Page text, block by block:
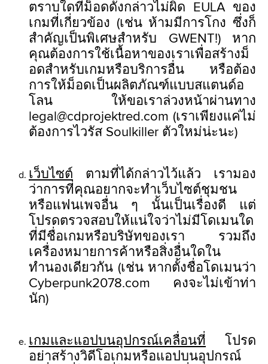
ตราบใดที่ม็อดดังกล่าวไม่ผิด EULA ของ
เกมที่เกี่ยวข้อง (เช่น ห้ามมีการโกง ซึ่งก็
สำคัญเป็นพิเศษสำหรับ GWENT!) หาก
คุณต้องการใช้เนื้อหาของเราเพื่อสร้างม็
อดสำหรับเกมหรือบริการอื่น หรือต้อง
การให้ม็อดเป็นผลิตภัณฑ์แบบสแตนด์อ
โลน ให้ขอเราล่วงหน้าผ่านทาง
legal@cdprojektred.com (เราเพียงแค่ไม่
ต้องการไวรัส Soulkiller ตัวใหม่น่ะนะ)
เว็บไซต์ ตามที่ได้กล่าวไว้แล้ว เรามอง
ว่าการที่คุณอยากจะทำเว็บไซต์ชุมชน
หรือแฟนเพจอื่น ๆ นั้นเป็นเรื่องดี แต่
โปรดตรวจสอบให้แน่ใจว่าไม่มีโดเมนใด
ที่มีชื่อเกมหรือบริษัทของเรา รวมถึง
เครื่องหมายการค้าหรือสิ่งอื่นใดใน
ทำนองเดียวกัน (เช่น หากตั้งชื่อโดเมนว่า
Cyberpunk2078.com คงจะไม่เข้าท่า
นัก)
เกมและแอปบนอุปกรณ์เคลื่อนที่ โปรด
อย่าสร้างวิดีโอเกมหรือแอปบนอุปกรณ์